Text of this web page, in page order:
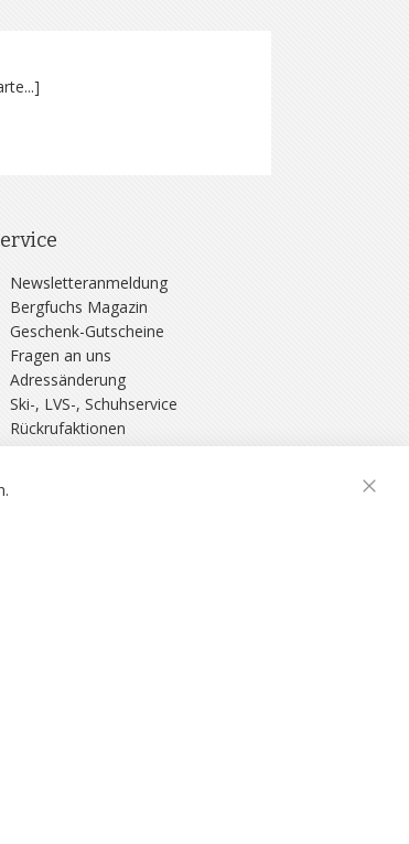
]
Newsletteranmeldung
Bergfuchs Magazin
Geschenk-Gutscheine
Fragen an uns
Adressänderung
Ski-, LVS-, Schuhservice
Rückrufaktionen
DSV-Skiversicherung